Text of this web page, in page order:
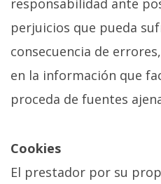
responsabilidad ante
perjuicios que pueda
consecuencia de
en la información que
proceda de fuentes
Cookies
El prestador por su